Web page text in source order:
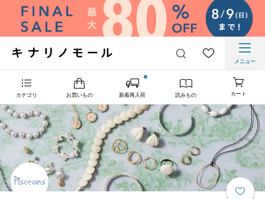
メニュー
カテゴリ お買いもの 新着再入荷 読みもの カート